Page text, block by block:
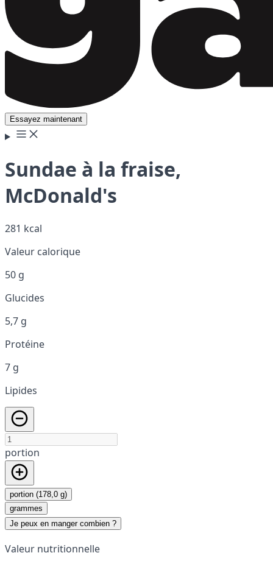
Essayez maintenant
Sundae à la fraise,
McDonald's
281 kcal
Valeur calorique
50 g
Glucides
5,7 g
Protéine
7 g
Lipides
portion
portion (178,0 g)
grammes
Je peux en manger combien ?
Valeur nutritionnelle